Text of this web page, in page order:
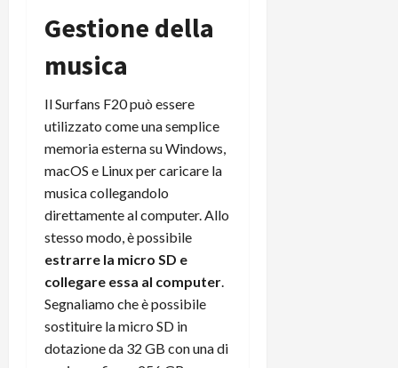
Gestione della
musica
Il Surfans F20 può essere
utilizzato come una semplice
memoria esterna su Windows,
macOS e Linux per caricare la
musica collegandolo
direttamente al computer. Allo
stesso modo, è possibile
estrarre la micro SD e
collegare essa al computer.
Segnaliamo che è possibile
sostituire la micro SD in
dotazione da 32 GB con una di